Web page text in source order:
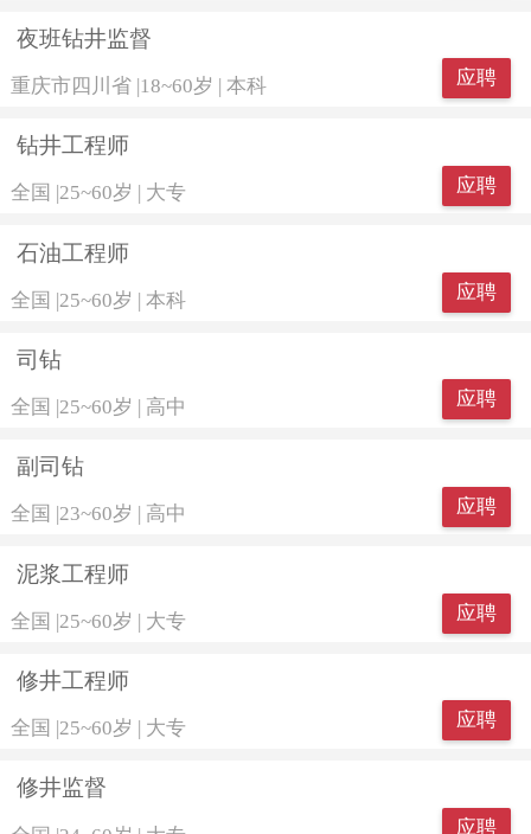
夜班钻井监督
重庆市四川省|18~60岁 | 本科 应聘
钻井工程师
全国 25~60岁 大专 应聘
石油工程师
全国 |25~60岁 | 本科 应聘
司钻
全国 |25~60岁 | 高中 应聘
副司钻
全国 23~60岁 高中 应聘
泥浆工程师
全国 |25~60岁 | 大专 应聘
修井工程师
全国 25~60岁 大专 应聘
修井监督
应聘